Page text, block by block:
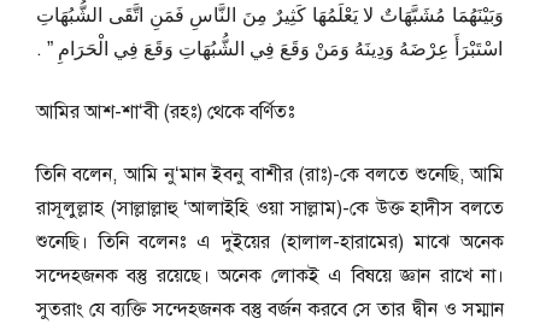
وَبَيْنَهُمَا مُشَبَّهَاتٌ لا يَعْلَمُهَا كَثِيرٌ مِنَ النَّاسِ فَمَنِ اتَّقَى الشُّبُهَاتِ
اسْتَبْرَأَ عِرْضَهُ وَدِينَهُ وَمَنْ وَقَعَ فِي الشُّبُهَاتِ وَقَعَ فِي الْحَرَامِ ‏”‏ ‏.‏
আমির আশ-শা‘বী (রহঃ) থেকে বর্ণিতঃ
তিনি বলেন, আমি নু‘মান ইবনু বাশীর (রাঃ)-কে বলতে শুনেছি, আমি
রাসূলুল্লাহ (সাল্লাল্লাহু ‘আলাইহি ওয়া সাল্লাম)-কে উক্ত হাদীস বলতে
শুনেছি। তিনি বলেনঃ এ দুইয়ের (হালাল-হারামের) মাঝে অনেক
সন্দেহজনক বস্তু রয়েছে। অনেক লোকই এ বিষয়ে জ্ঞান রাখে না।
সুতরাং যে ব্যক্তি সন্দেহজনক বস্তু বর্জন করবে সে তার দ্বীন ও সম্মান